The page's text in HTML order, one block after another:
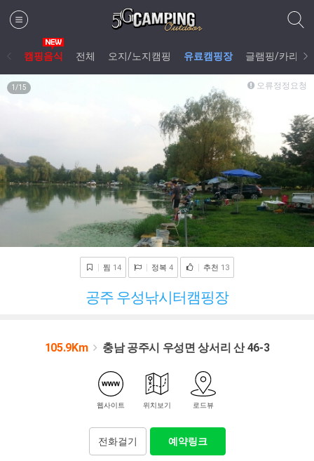
캠핑음식 전체 오지/노지캠핑 유료캠핑장 글램핑/카라반
1 /15 오류정정요청
찜 14 정복 4 추천 13
공주 우성낚시터캠핑장
105.9Km 충남 공주시 우성면 상서리 산 46-3
웹사이트 위치보기 로드뷰
전화걸기 예약링크